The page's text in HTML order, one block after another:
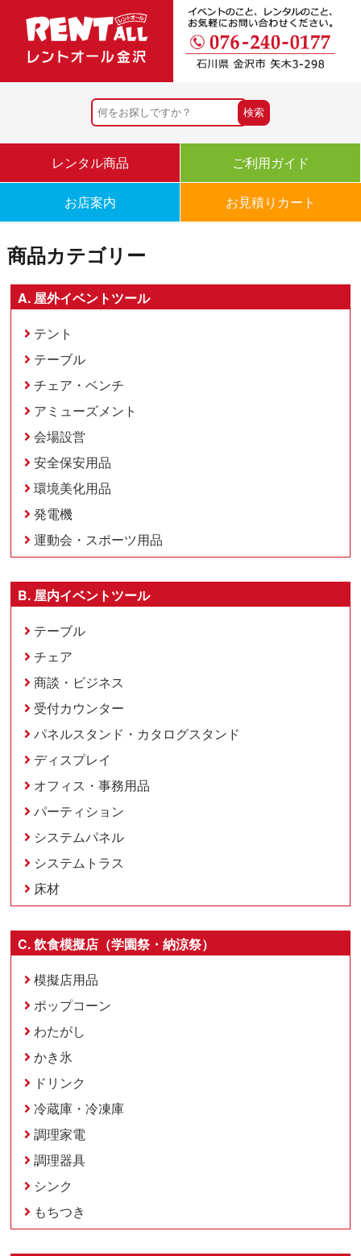
レンタル商品 ご利用ガイド
お店案内 お見積りカート
商品カテゴリー
A. 屋外イベントツール
テント
テーブル
チェア・ベンチ
アミューズメント
会場設営
安全保安用品
環境美化用品
発電機
運動会・スポーツ用品
B. 屋内イベントツール
テーブル
チェア
商談・ビジネス
受付カウンター
パネルスタンド・カタログスタンド
ディスプレイ
オフィス・事務用品
パーティション
システムパネル
システムトラス
床材
C. 飲食模擬店（学園祭・納涼祭）
模擬店用品
ポップコーン
わたがし
かき氷
ドリンク
冷蔵庫・冷凍庫
調理家電
調理器具
シンク
もちつき